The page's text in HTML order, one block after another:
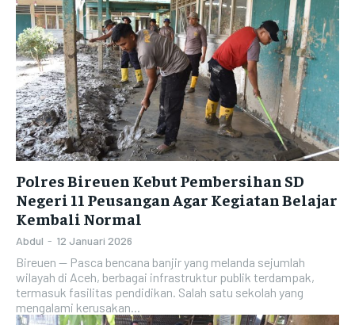
Polres Bireuen Kebut Pembersihan SD
Negeri 11 Peusangan Agar Kegiatan Belajar
Kembali Normal
Abdul - 12 Januari 2026
Bireuen — Pasca bencana banjir yang melanda sejumlah
wilayah di Aceh, berbagai infrastruktur publik terdampak,
termasuk fasilitas pendidikan. Salah satu sekolah yang
mengalami kerusakan...